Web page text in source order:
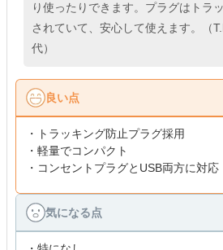
り使ったりできます。プラグはトラ
されていて、安心して使えます。（
代）
良い点
・トラッキング防止プラグ採用
・軽量でコンパクト
・コンセントプラグとUSB両方に対応
気になる点